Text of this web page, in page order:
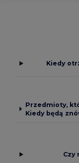
Kiedy
Przedmioty,
Kiedy będą
Czy